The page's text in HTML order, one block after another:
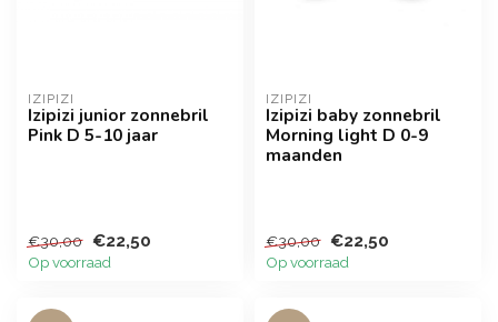
IZIPIZI
Izipizi junior zonnebril
Pink D 5-10 jaar
€30,00 €22,50
Op voorraad
IZIPIZI
Izipizi baby zonnebril
Morning light D 0-9
maanden
€30,00 €22,50
Op voorraad